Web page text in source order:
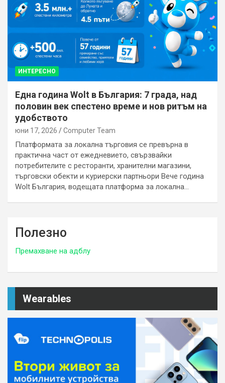
ИНТЕРЕСНО
Една година Wolt в България: 7 града, над
половин век спестено време и нов ритъм на
удобството
юни 17, 2026 Computer Team
Платформата за локална търговия се превърна в
практична част от ежедневието, свързвайки
потребителите с ресторанти, хранителни магазини,
търговски обекти и куриерски партньори Вече година
Wolt България, водещата платформа за локална…
Полезно
Премахване на адблу
Wearables